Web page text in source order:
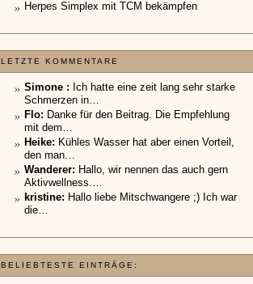
Herpes Simplex mit TCM bekämpfen
LETZTE KOMMENTARE
Simone : Ich hatte eine zeit lang sehr starke
Schmerzen in…
Flo: Danke für den Beitrag. Die Empfehlung
mit dem…
Heike: Kühles Wasser hat aber einen Vorteil,
den man…
Wanderer: Hallo, wir nennen das auch gern
Aktivwellness.…
kristine: Hallo liebe Mitschwangere ;) Ich war
die…
BELIEBTESTE EINTRÄGE: